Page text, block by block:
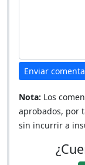
Enviar
Nota: Los
aprobados, por
sin incurrir a